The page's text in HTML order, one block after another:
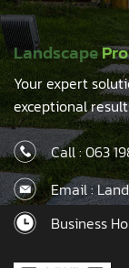
LandscapePro
Your expert
exceptional
Call :063
Email :
Business